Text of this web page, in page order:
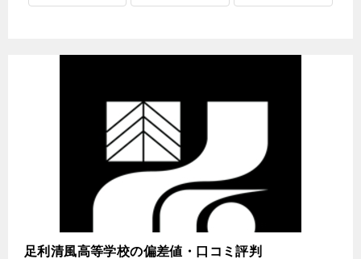
足利清風高等学校の偏差値・口コミ評判